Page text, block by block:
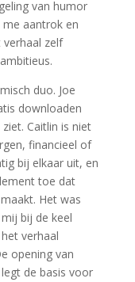
van humor
aantrok en
zelf
duo. Joe
downloaden
Caitlin is niet
financieel of
bij elkaar uit, en
toe dat
Het was
bij de keel
verhaal
opening van
de basis voor